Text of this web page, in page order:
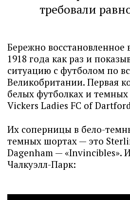
требовали
Бережно восстановленное
1918 года как раз и
ситуацию с футболом по
Великобритании. Первая
белых футболках и
Vickers Ladies FC of
Их соперницы в бело-
темных шортах — это
Dagenham — «Invincibles».
Чалкуэлл-Парк: